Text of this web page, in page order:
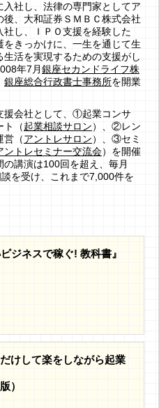
入社し、法律の専門家としてア
後、大和証券ＳＭＢＣ株式会社
社し、ＩＰＯ支援を経験した
をきっかけに、一生を通じて生
生活を実現するための支援がし
年7月 銀座セカンドライフ株
銀座総合行政書士事務所を開業
援会社として、①起業コンサ
ト（起業相談サロン ）、②レン
営（ アントレサロン ）、③セミ
ントレセミナー交流会）を開催
の講演は100回を超え、毎月
を受け、これまで7,000件を
ジネスで稼ぐ! 教科書』
だけして楽をしながら起業
）